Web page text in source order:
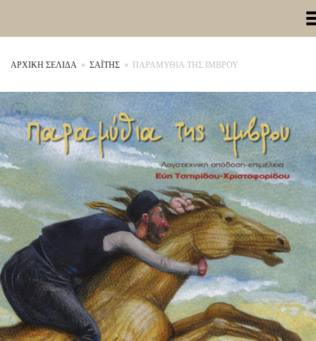
Toggle
ΑΡΧΙΚΉ ΣΕΛΊΔΑ » ΣΑΪΤΗΣ » ΠΑΡΑΜΥΘΙΑ ΤΗΣ ΙΜΒΡΟΥ
+